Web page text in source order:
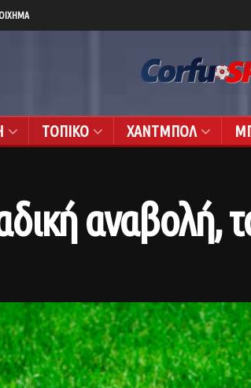
ΤΟΠΙΚΟ ΧΑΝΤΜΠΟΛ
αναβολή,